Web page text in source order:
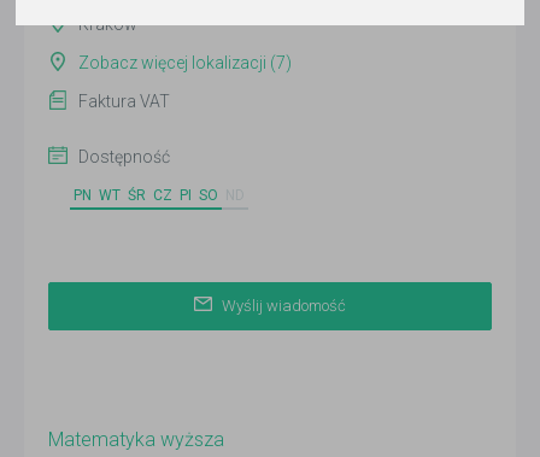
Kraków
Zobacz więcej lokalizacji (7)
Faktura VAT
Dostępność
PN WT ŚR CZ PI SO
Wyślij wiadomość
Matematyka wyższa